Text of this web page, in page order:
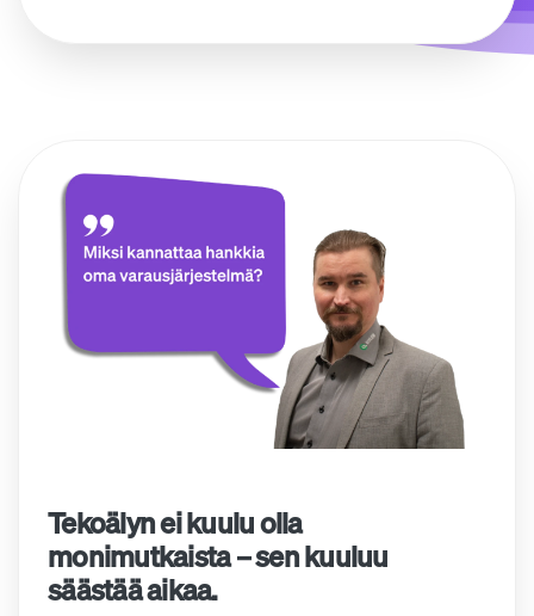
Tekoälyn ei kuulu olla
monimutkaista – sen kuuluu
säästää aikaa.